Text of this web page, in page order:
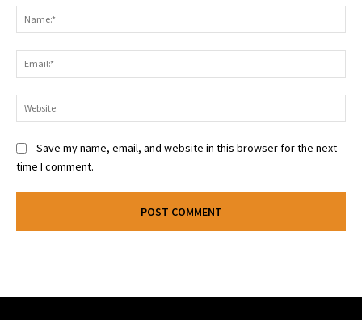
Save my name, email, and website in this browser for the next
time I comment.